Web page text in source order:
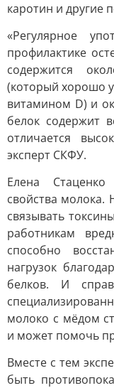
каротин и другие
«Регулярное
профилактике
содержится
(который хорошо
витамином D) и
белок содержит
отличается
эксперт СКФУ.
Елена
свойства
связывать
работникам
способно
нагрузок
белков. И
молоко с мёдом
и может помочь
Вместе с тем
быть